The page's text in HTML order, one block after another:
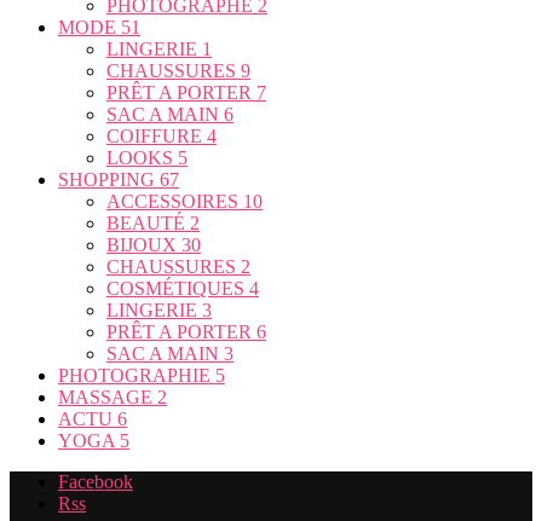
PHOTOGRAPHE 2
MODE 51
LINGERIE 1
CHAUSSURES 9
PRÊT A PORTER 7
SAC A MAIN 6
COIFFURE 4
LOOKS 5
SHOPPING 67
ACCESSOIRES 10
BEAUTÉ 2
BIJOUX 30
CHAUSSURES 2
COSMÉTIQUES 4
LINGERIE 3
PRÊT A PORTER 6
SAC A MAIN 3
PHOTOGRAPHIE 5
MASSAGE 2
ACTU 6
YOGA 5
Facebook
Rss